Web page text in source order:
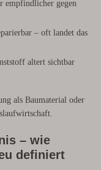
empfindlicher gegen
– oft landet das
altert sichtbar
als Baumaterial oder
– wie
definiert